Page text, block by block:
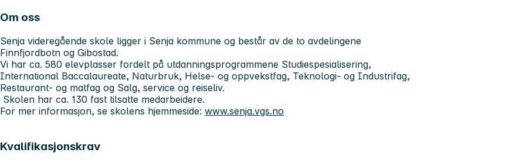
Om oss
Senja videregående skole ligger i Senja kommune og består av de to avdelingene
Finnfjordbotn og Gibostad.
Vi har ca. 580 elevplasser fordelt på utdanningsprogrammene Studiespesialisering,
International Baccalaureate, Naturbruk, Helse- og oppvekstfag, Teknologi- og Industrifag,
Restaurant- og matfag og Salg, service og reiseliv.
Skolen har ca. 130 fast tilsatte medarbeidere.
For mer informasjon, se skolens hjemmeside: www.senja.vgs.no
Kvalifikasjonskrav